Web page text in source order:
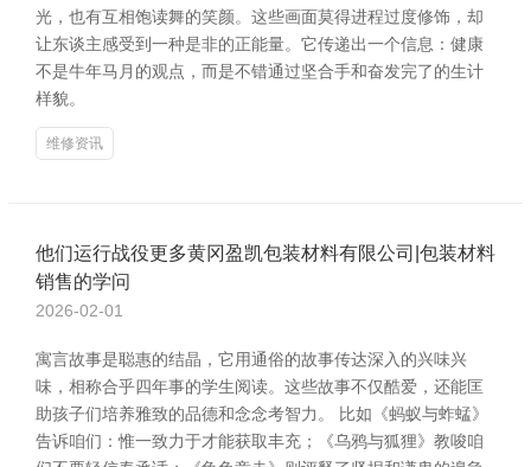
光，也有互相饱读舞的笑颜。这些画面莫得进程过度修饰，却
让东谈主感受到一种是非的正能量。它传递出一个信息：健康
不是牛年马月的观点，而是不错通过坚合手和奋发完了的生计
样貌。
维修资讯
他们运行战役更多黄冈盈凯包装材料有限公司|包装材料
销售的学问
2026-02-01
寓言故事是聪惠的结晶，它用通俗的故事传达深入的兴味兴
味，相称合乎四年事的学生阅读。这些故事不仅酷爱，还能匡
助孩子们培养雅致的品德和念念考智力。 比如《蚂蚁与蚱蜢》
告诉咱们：惟一致力于才能获取丰充；《乌鸦与狐狸》教唆咱